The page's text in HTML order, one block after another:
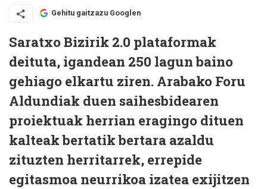
Gehitu gaitzazu Googlen
Saratxo Bizirik 2.0 plataformak
deituta, igandean 250 lagun baino
gehiago elkartu ziren. Arabako Foru
Aldundiak duen saihesbidearen
proiektuak herrian eragingo dituen
kalteak bertatik bertara azaldu
zituzten herritarrek, errepide
egitasmoa neurrikoa izatea exijitzen